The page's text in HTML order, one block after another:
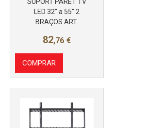
LED 32" a 55" 2
BRAÇOS ART.
82,76 €
COMPRAR
Más info